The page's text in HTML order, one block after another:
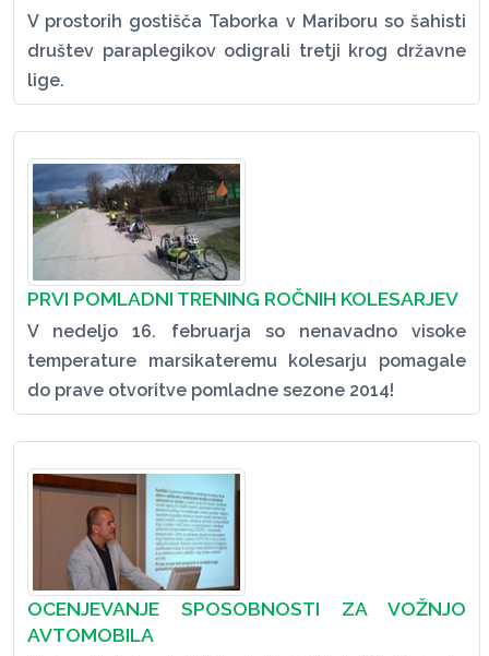
V prostorih gostišča Taborka v Mariboru so šahisti
društev paraplegikov odigrali tretji krog državne
lige.
PRVI POMLADNI TRENING ROČNIH KOLESARJEV
V nedeljo 16. februarja so nenavadno visoke
temperature marsikateremu kolesarju pomagale
do prave otvoritve pomladne sezone 2014!
OCENJEVANJE SPOSOBNOSTI ZA VOŽNJO
AVTOMOBILA